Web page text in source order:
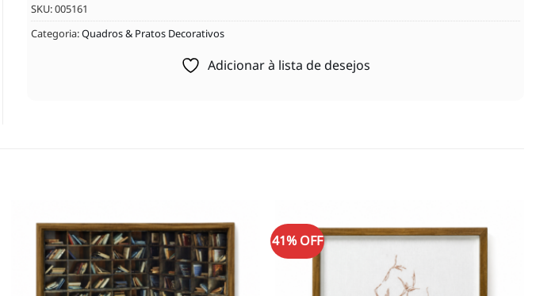
SKU:005161
Categoria:Quadros & Pratos Decorativos
Adicionar à lista de desejos
Adicionar
à lista de
desejos
41% OFF
Adicionar